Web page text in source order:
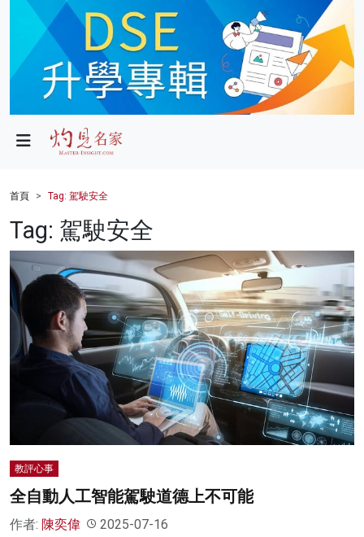
政局
財經
健康
商業
科技
影片
名家榜
灼見活動
首頁 Tag: 駕駛安全
Tag: 駕駛安全
教評心事
全自動人工智能駕駛道德上不可能
作者: 陳奕偉 2025-07-16